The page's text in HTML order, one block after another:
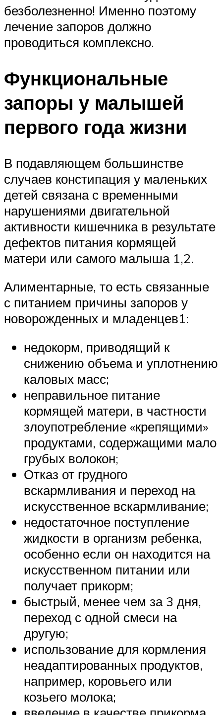
безболезненно! Именно поэтому
лечение запоров должно
проводиться комплексно.
Функциональные
запоры у малышей
первого года жизни
В подавляющем большинстве
случаев констипация у маленьких
детей связана с временными
нарушениями двигательной
активности кишечника в результате
дефектов питания кормящей
матери или самого малыша 1,2.
Алиментарные, то есть связанные
с питанием причины запоров у
новорожденных и младенцев1:
недокорм, приводящий к
снижению объема и уплотнению
каловых масс;
неправильное питание
кормящей матери, в частности
злоупотребление «крепящими»
продуктами, содержащими мало
грубых волокон;
Отказ от грудного
вскармливания и переход на
искусственное вскармливание;
недостаточное поступление
жидкости в организм ребенка,
особенно если он находится на
искусственном питании или
получает прикорм;
быстрый, менее чем за 3 дня,
переход с одной смеси на
другую;
использование для кормления
неадаптированных продуктов,
например, коровьего или
козьего молока;